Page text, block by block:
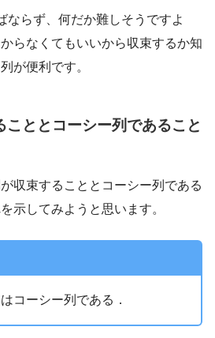
ならず、何だか難しそうですよ
らなくてもいいから収束するか知
が便利です。
こととコーシー列であること
収束することとコーシー列である
示してみようと思います。
はコーシー列である．